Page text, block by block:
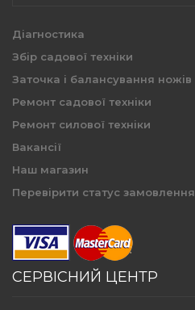
Діагностика
Збір садової техніки
Заточка і балансування ножів
Ремонт садової техніки
Ремонт силової техніки
Вакансії
Наш магазин
Перевірити статус замовлення
СЕРВІСНИЙ ЦЕНТР